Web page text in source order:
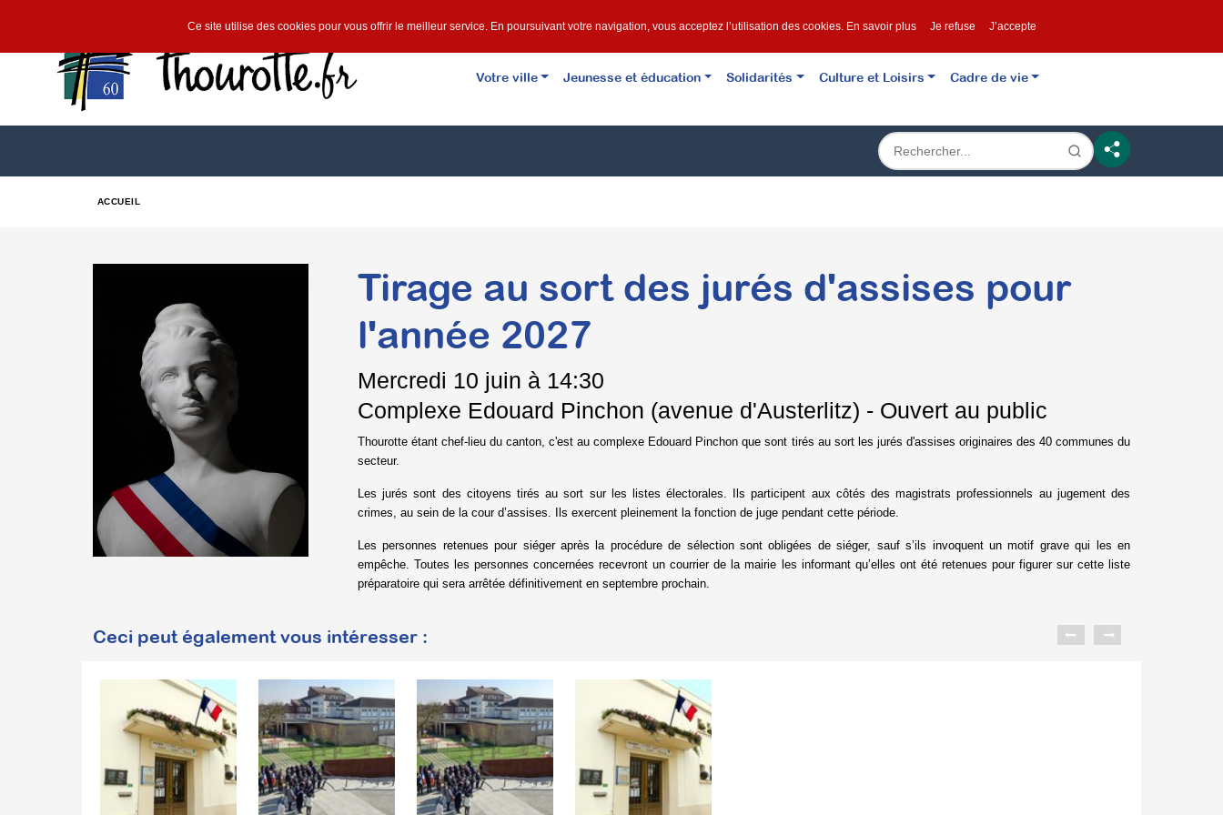
Votre ville Jeunesse et éducation Solidarités Culture et Loisirs Cadre de vie
ACCUEIL
Tirage au sort des jurés d'assises pour
l'année 2027
Mercredi 10 juin à 14:30
Complexe Edouard Pinchon (avenue d'Austerlitz) - Ouvert au public
Thourotte étant chef-lieu du canton, c'est au complexe Edouard Pinchon que sont tirés au sort les jurés d'assises originaires des 40 communes du
secteur.
Les jurés sont des citoyens tirés au sort sur les listes électorales. Ils participent aux côtés des magistrats professionnels au jugement des
crimes, au sein de la cour d’assises. Ils exercent pleinement la fonction de juge pendant cette période.
Les personnes retenues pour siéger après la procédure de sélection sont obligées de siéger, sauf s’ils invoquent un motif grave qui les en
empêche. Toutes les personnes concernées recevront un courrier de la mairie les informant qu’elles ont été retenues pour figurer sur cette liste
préparatoire qui sera arrêtée définitivement en septembre prochain.
Ceci peut également vous intéresser :
Ce site utilise des cookies pour vous offrir le meilleur service. En poursuivant votre navigation, vous acceptez l’utilisation des cookies. En savoir plus Je refuse J’accepte